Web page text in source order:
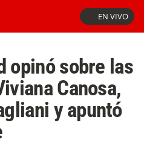
EN VIVO
opinó sobre las
Canosa,
y apuntó